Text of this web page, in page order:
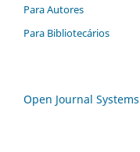
Para Autores
Para Bibliotecários
Open Journal Systems